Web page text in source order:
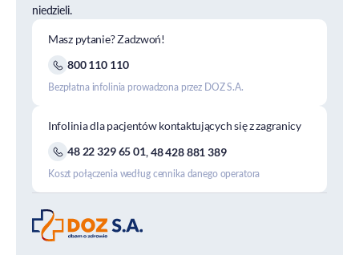
niedzieli.
Masz pytanie? Zadzwoń!
800 110 110
Bezpłatna infolinia prowadzona przez DOZ S.A.
Infolinia dla pacjentów kontaktujących się z zagranicy
48 22 329 65 01,48 428 881 389
Koszt połączenia według cennika danego operatora